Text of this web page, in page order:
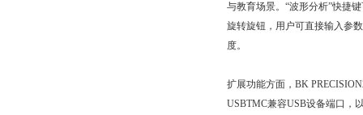
与教育场景。“波形分析”快
旋转旋钮，用户可直接输入
度。
扩展功能方面，BK
USBTMC兼容USB设备端口，